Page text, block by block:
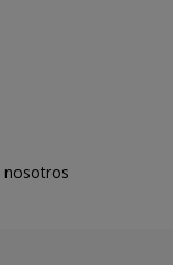
nosotros